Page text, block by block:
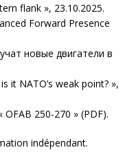
flank », 23.10.2025.
Forward Presence
новые двигатели в
it NATO’s weak point? »,
250-270 » (PDF).
indépendant.